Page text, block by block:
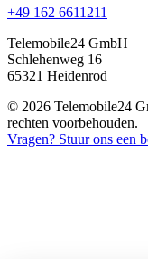
+49 162 6611211
Telemobile24 GmbH
Schlehenweg 16
65321 Heidenrod
© 2026 Telemobile24
rechten voorbehouden.
Vragen? Stuur ons een